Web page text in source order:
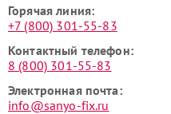
Горячая линия:
+7 (800) 301-55-83
Контактный телефон:
8 (800) 301-55-83
Электронная почта:
info@sanyo-fix.ru